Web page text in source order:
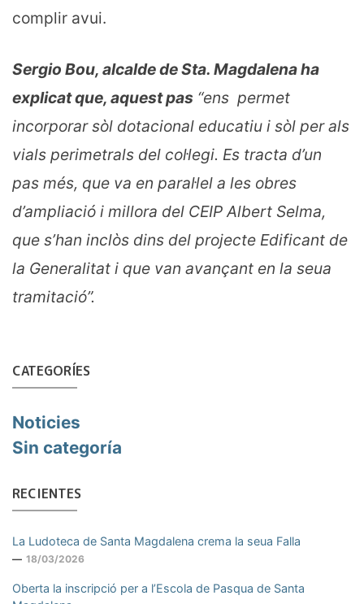
complir avui.
Sergio Bou, alcalde de Sta. Magdalena ha
explicat que, aquest pas “ens permet
incorporar sòl dotacional educatiu i sòl per als
vials perimetrals del col·legi. Es tracta d’un
pas més, que va en paral·lel a les obres
d’ampliació i millora del CEIP Albert Selma,
que s’han inclòs dins del projecte Edificant de
la Generalitat i que van avançant en la seua
tramitació”.
CATEGORÍES
Noticies
Sin categoría
RECIENTES
La Ludoteca de Santa Magdalena crema la seua Falla
18/03/2026
Oberta la inscripció per a l’Escola de Pasqua de Santa